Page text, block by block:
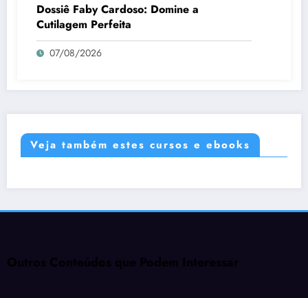
Dossiê Faby Cardoso: Domine a
Cutilagem Perfeita
07/08/2026
Veja também estes cursos e ebooks
Outros Conteúdos que Podem Interessar